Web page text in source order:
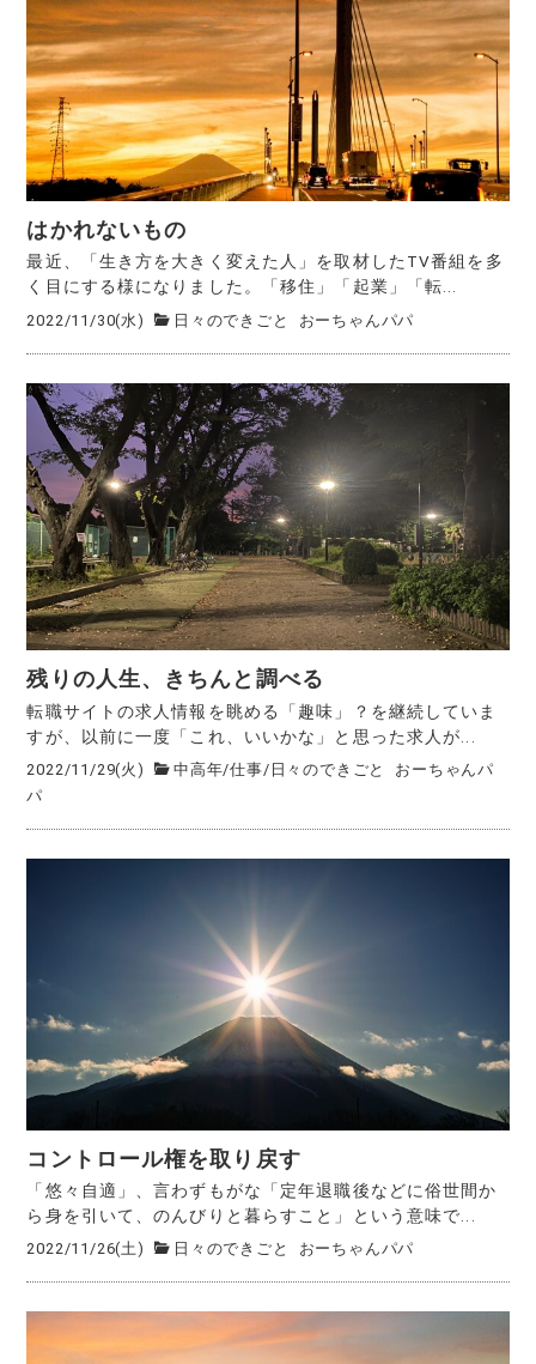
はかれないもの
最近、「生き方を大きく変えた人」を取材したTV番組を多
く目にする様になりました。「移住」「起業」「転...
2022/11/30(水) 日々のできごと おーちゃんパパ
残りの人生、きちんと調べる
転職サイトの求人情報を眺める「趣味」？を継続していま
すが、以前に一度「これ、いいかな」と思った求人が...
2022/11/29(火) 中高年/仕事/ 日々のできごと
おーちゃんパ
パ
コントロール権を取り戻す
「悠々自適」、言わずもがな「定年退職後などに俗世間か
ら身を引いて、のんびりと暮らすこと」という意味で...
2022/11/26(土) 日々のできごと おーちゃんパパ